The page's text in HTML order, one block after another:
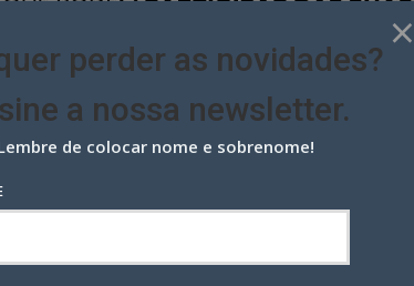
DA PUBLICIDADE NO RIO
da
×
perder as novidades?
a nossa newsletter.
de colocar nome e sobrenome!